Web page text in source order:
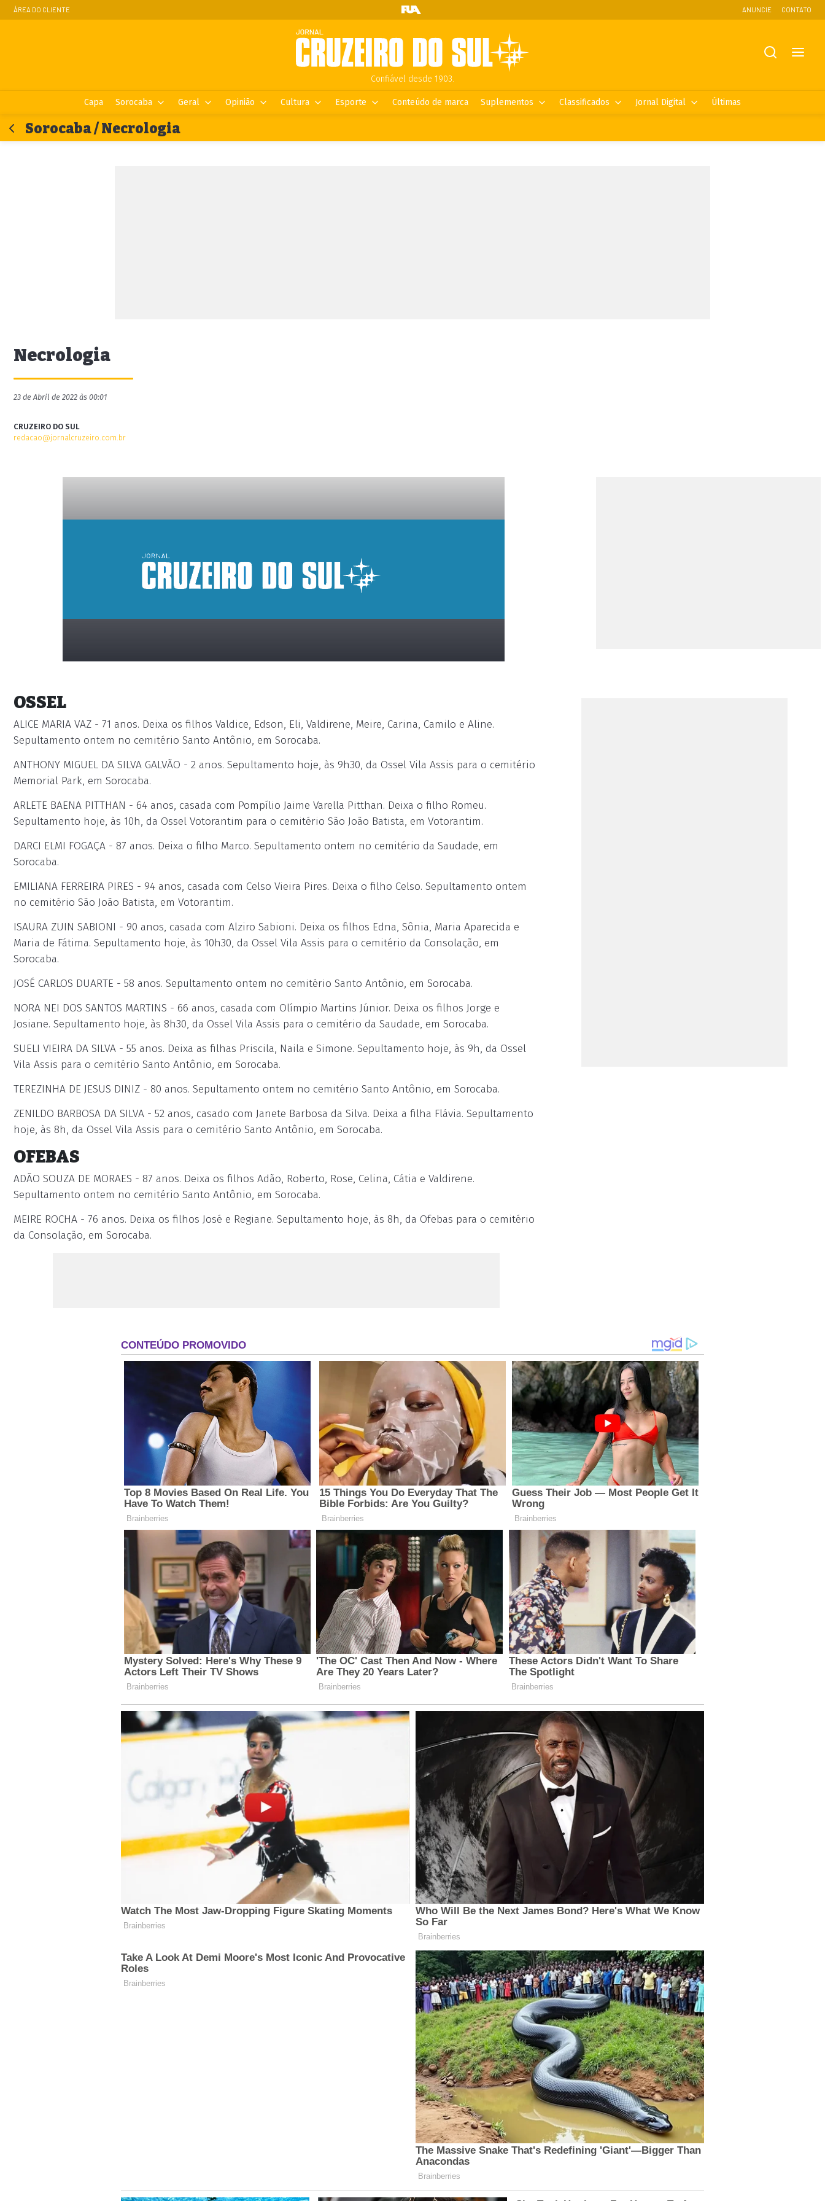
ÁREA DO CLIENTE ANUNCIE CONTATO
Confiável desde 1903.
Capa Sorocaba Geral Opinião Cultura Esporte Conteúdo de marca Suplementos Classificados Jornal Digital Últimas
Sorocaba / Necrologia
Necrologia
23 de Abril de 2022 às 00:01
CRUZEIRO DO SUL
redacao@jornalcruzeiro.com.br
placeholder
OSSEL
ALICE MARIA VAZ - 71 anos. Deixa os filhos Valdice, Edson, Eli, Valdirene, Meire, Carina, Camilo e Aline.
Sepultamento ontem no cemitério Santo Antônio, em Sorocaba.
ANTHONY MIGUEL DA SILVA GALVÃO - 2 anos. Sepultamento hoje, às 9h30, da Ossel Vila Assis para o cemitério
Memorial Park, em Sorocaba.
ARLETE BAENA PITTHAN - 64 anos, casada com Pompílio Jaime Varella Pitthan. Deixa o filho Romeu.
Sepultamento hoje, às 10h, da Ossel Votorantim para o cemitério São João Batista, em Votorantim.
DARCI ELMI FOGAÇA - 87 anos. Deixa o filho Marco. Sepultamento ontem no cemitério da Saudade, em
Sorocaba.
EMILIANA FERREIRA PIRES - 94 anos, casada com Celso Vieira Pires. Deixa o filho Celso. Sepultamento ontem
no cemitério São João Batista, em Votorantim.
ISAURA ZUIN SABIONI - 90 anos, casada com Alziro Sabioni. Deixa os filhos Edna, Sônia, Maria Aparecida e
Maria de Fátima. Sepultamento hoje, às 10h30, da Ossel Vila Assis para o cemitério da Consolação, em
Sorocaba.
JOSÉ CARLOS DUARTE - 58 anos. Sepultamento ontem no cemitério Santo Antônio, em Sorocaba.
NORA NEI DOS SANTOS MARTINS - 66 anos, casada com Olímpio Martins Júnior. Deixa os filhos Jorge e
Josiane. Sepultamento hoje, às 8h30, da Ossel Vila Assis para o cemitério da Saudade, em Sorocaba.
SUELI VIEIRA DA SILVA - 55 anos. Deixa as filhas Priscila, Naila e Simone. Sepultamento hoje, às 9h, da Ossel
Vila Assis para o cemitério Santo Antônio, em Sorocaba.
TEREZINHA DE JESUS DINIZ - 80 anos. Sepultamento ontem no cemitério Santo Antônio, em Sorocaba.
ZENILDO BARBOSA DA SILVA - 52 anos, casado com Janete Barbosa da Silva. Deixa a filha Flávia. Sepultamento
hoje, às 8h, da Ossel Vila Assis para o cemitério Santo Antônio, em Sorocaba.
OFEBAS
ADÃO SOUZA DE MORAES - 87 anos. Deixa os filhos Adão, Roberto, Rose, Celina, Cátia e Valdirene.
Sepultamento ontem no cemitério Santo Antônio, em Sorocaba.
MEIRE ROCHA - 76 anos. Deixa os filhos José e Regiane. Sepultamento hoje, às 8h, da Ofebas para o cemitério
da Consolação, em Sorocaba.